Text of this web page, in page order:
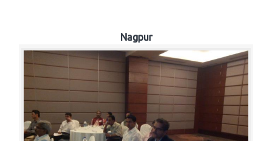
Nagpur